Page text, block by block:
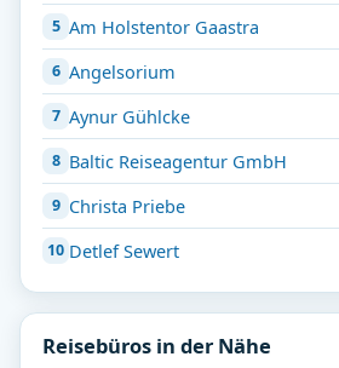
Am Holstentor Gaastra
Angelsorium
Aynur Gühlcke
Baltic Reiseagentur GmbH
Christa Priebe
Detlef Sewert
Reisebüros in der Nähe